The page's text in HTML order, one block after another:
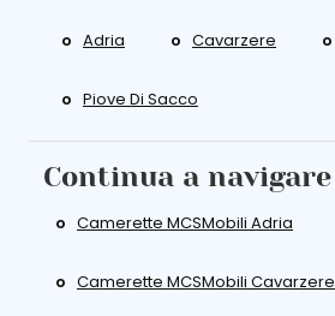
Adria Cavarzere
Piove Di Sacco
Continua a navigare
Camerette MCSMobili Adria
Camerette MCSMobili Cavarzere